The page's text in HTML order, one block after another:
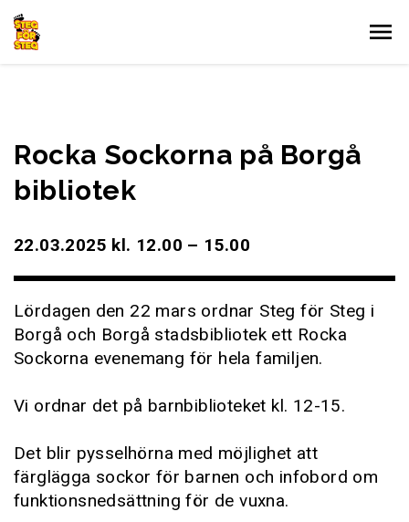
Gå till innehållet
Rocka Sockorna på Borgå
bibliotek
22.03.2025 kl. 12.00 – 15.00
Lördagen den 22 mars ordnar Steg för Steg i
Borgå och Borgå stadsbibliotek ett Rocka
Sockorna evenemang för hela familjen.
Vi ordnar det på barnbiblioteket kl. 12-15.
Det blir pysselhörna med möjlighet att
färglägga sockor för barnen och infobord om
funktionsnedsättning för de vuxna.